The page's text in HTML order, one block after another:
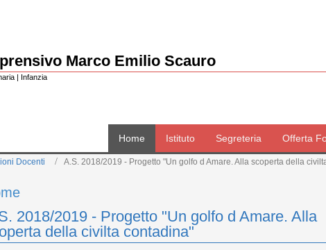
Marco Emilio Scauro
| Infanzia
Home Istituto Segreteria Offerta
Docenti A.S. 2018/2019 - Progetto "Un golfo d Amare. Alla scoperta della
2018/2019 - Progetto "Un golfo d Amare. Alla
della civilta contadina"